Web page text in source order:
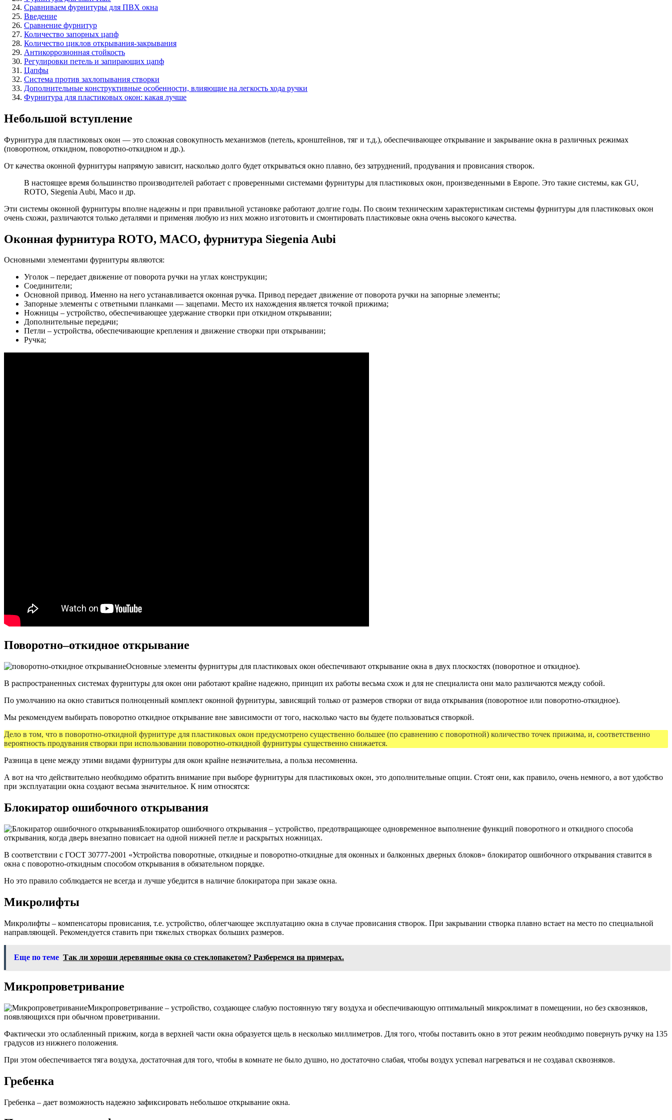
Сравниваем фурнитуры для ПВХ окна
Введение
Сравнение фурнитур
Количество запорных цапф
Количество циклов открывания-закрывания
Антикоррозионная стойкость
Регулировки петель и запирающих цапф
Цапфы
Система против захлопывания створки
Дополнительные конструктивные особенности, влияющие на легкость хода ручки
Фурнитура для пластиковых окон: какая лучше
Небольшой вступление
Фурнитура для пластиковых окон — это сложная совокупность механизмов (петель, кронштейнов, тяг и т.д.), обеспечивающее открывание и закрывание окна в различных режимах
(поворотном, откидном, поворотно-откидном и др.).
От качества оконной фурнитуры напрямую зависит, насколько долго будет открываться окно плавно, без затруднений, продувания и провисания створок.
В настоящее время большинство производителей работает с проверенными системами фурнитуры для пластиковых окон, произведенными в Европе. Это такие системы, как GU,
ROTO, Siegenia Aubi, Maco и др.
Эти системы оконной фурнитуры вполне надежны и при правильной установке работают долгие годы. По своим техническим характеристикам системы фурнитуры для пластиковых окон
очень схожи, различаются только деталями и применяя любую из них можно изготовить и смонтировать пластиковые окна очень высокого качества.
Оконная фурнитура ROTO, MACO, фурнитура Siegenia Aubi
Основными элементами фурнитуры являются:
Уголок – передает движение от поворота ручки на углах конструкции;
Соединители;
Основной привод. Именно на него устанавливается оконная ручка. Привод передает движение от поворота ручки на запорные элементы;
Запорные элементы с ответными планками — зацепами. Место их нахождения является точкой прижима;
Ножницы – устройство, обеспечивающее удержание створки при откидном открывании;
Дополнительные передачи;
Петли – устройства, обеспечивающие крепления и движение створки при открывании;
Ручка;
Поворотно–откидное открывание
Основные элементы фурнитуры для пластиковых окон обеспечивают открывание окна в двух плоскостях (поворотное и откидное).
В распространенных системах фурнитуры для окон они работают крайне надежно, принцип их работы весьма схож и для не специалиста они мало различаются между собой.
По умолчанию на окно ставиться полноценный комплект оконной фурнитуры, зависящий только от размеров створки от вида открывания (поворотное или поворотно-откидное).
Мы рекомендуем выбирать поворотно откидное открывание вне зависимости от того, насколько часто вы будете пользоваться створкой.
Дело в том, что в поворотно-откидной фурнитуре для пластиковых окон предусмотрено существенно большее (по сравнению с поворотной) количество точек прижима, и, соответственно
вероятность продувания створки при использовании поворотно-откидной фурнитуры существенно снижается.
Разница в цене между этими видами фурнитуры для окон крайне незначительна, а польза несомненна.
А вот на что действительно необходимо обратить внимание при выборе фурнитуры для пластиковых окон, это дополнительные опции. Стоят они, как правило, очень немного, а вот удобство
при эксплуатации окна создают весьма значительное. К ним относятся:
Блокиратор ошибочного открывания
Блокиратор ошибочного открывания – устройство, предотвращающее одновременное выполнение функций поворотного и откидного способа
открывания, когда дверь внезапно повисает на одной нижней петле и раскрытых ножницах.
В соответствии с ГОСТ 30777-2001 «Устройства поворотные, откидные и поворотно-откидные для оконных и балконных дверных блоков» блокиратор ошибочного открывания ставится в
окна с поворотно-откидным способом открывания в обязательном порядке.
Но это правило соблюдается не всегда и лучше убедится в наличие блокиратора при заказе окна.
Микролифты
Микролифты – компенсаторы провисания, т.е. устройство, облегчающее эксплуатацию окна в случае провисания створок. При закрывании створка плавно встает на место по специальной
направляющей. Рекомендуется ставить при тяжелых створках больших размеров.
Еще по теме Так ли хороши деревянные окна со стеклопакетом? Разберемся на примерах.
Микропроветривание
Микропроветривание – устройство, создающее слабую постоянную тягу воздуха и обеспечивающую оптимальный микроклимат в помещении, но без сквозняков,
появляющихся при обычном проветривании.
Фактически это ослабленный прижим, когда в верхней части окна образуется щель в несколько миллиметров. Для того, чтобы поставить окно в этот режим необходимо повернуть ручку на 135
градусов из нижнего положения.
При этом обеспечивается тяга воздуха, достаточная для того, чтобы в комнате не было душно, но достаточно слабая, чтобы воздух успевал нагреваться и не создавал сквозняков.
Гребенка
Гребенка – дает возможность надежно зафиксировать небольшое открывание окна.